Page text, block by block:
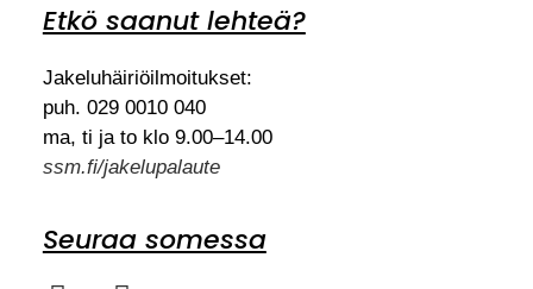
Etkö saanut lehteä?
Jakeluhäiriöilmoitukset:
puh. 029 0010 040
ma, ti ja to klo 9.00–14.00
ssm.fi/jakelupalaute
Seuraa somessa